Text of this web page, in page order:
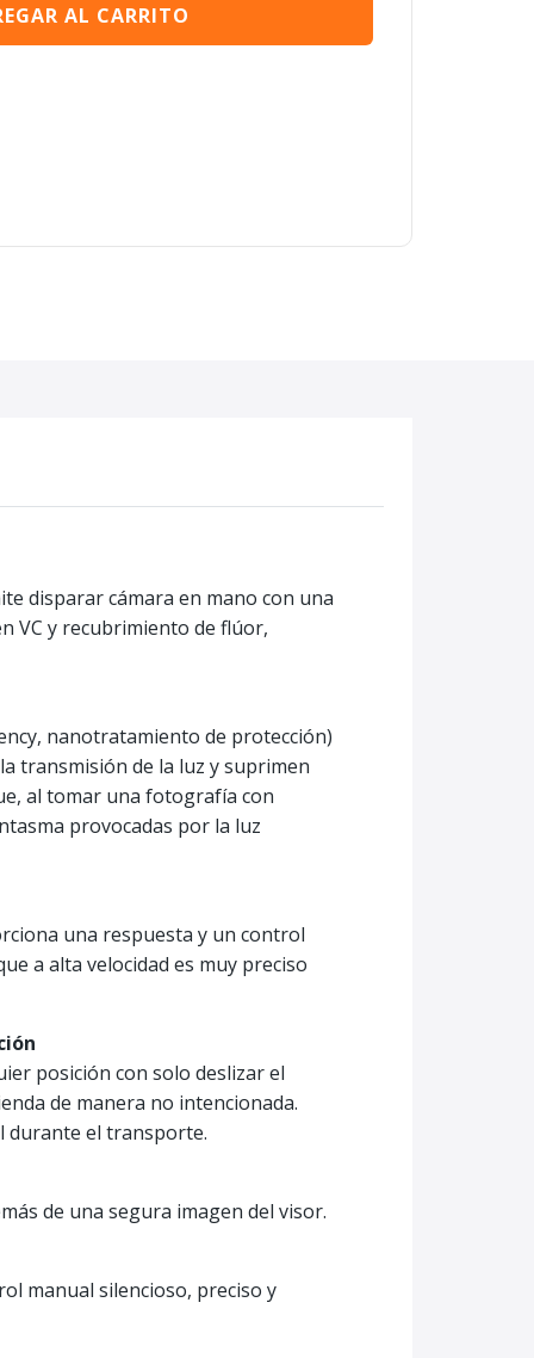
AL CARRITO
disparar cámara en mano con una
VC y recubrimiento de flúor,
nanotratamiento de protección)
transmisión de la luz y suprimen
al tomar una fotografía con
provocadas por la luz
una respuesta y un control
a alta velocidad es muy preciso
posición con solo deslizar el
de manera no intencionada.
durante el transporte.
de una segura imagen del visor.
manual silencioso, preciso y